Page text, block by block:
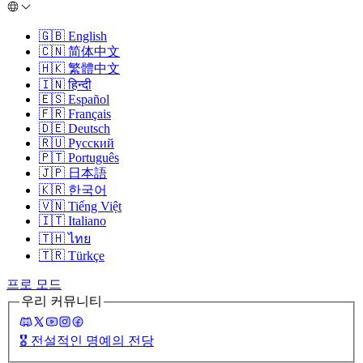
🇬🇧 English
🇨🇳 简体中文
🇭🇰 繁體中文
🇮🇳 हिन्दी
🇪🇸 Español
🇫🇷 Français
🇩🇪 Deutsch
🇷🇺 Русский
🇵🇹 Português
🇯🇵 日本語
🇰🇷 한국어
🇻🇳 Tiếng Việt
🇮🇹 Italiano
🇹🇭 ไทย
🇹🇷 Türkçe
프로 모드
우리 커뮤니티
🎖️ 전설적인 명예의 전당